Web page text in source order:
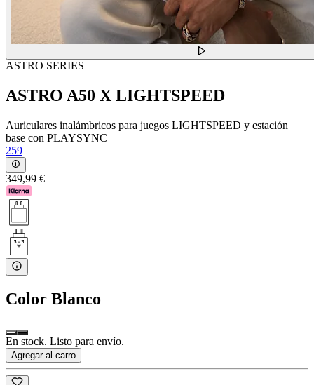
ASTRO SERIES
ASTRO A50 X LIGHTSPEED
Auriculares inalámbricos para juegos LIGHTSPEED y estación
base con PLAYSYNC
259
349,99 €
Color Blanco
En stock. Listo para envío.
Agregar al carro